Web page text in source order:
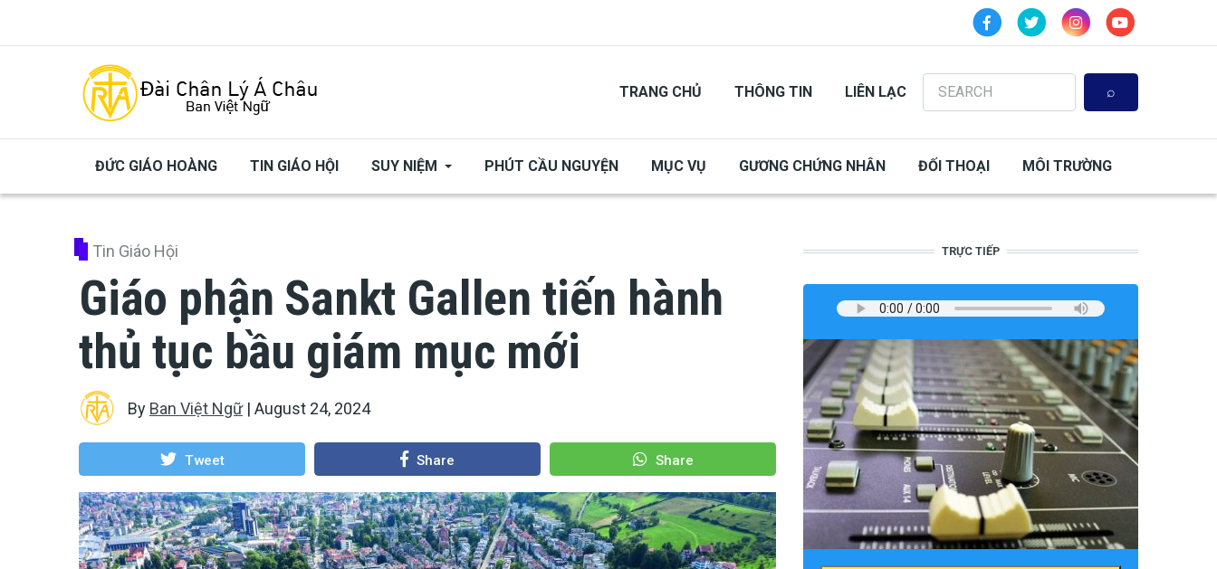
TRANG CHỦ THÔNG TIN LIÊN LẠC
Search
ĐỨC GIÁO HOÀNG TIN GIÁO HỘI SUY NIỆM PHÚT CẦU NGUYỆN MỤC VỤ GƯƠNG CHỨNG NHÂN ĐỐI THOẠI MÔI TRƯỜNG
Tin Giáo Hội
Giáo phận Sankt Gallen tiến hành
thủ tục bầu giám mục mới
By Ban Việt Ngữ| August 24, 2024
Tweet Share Share
TRỰC TIẾP